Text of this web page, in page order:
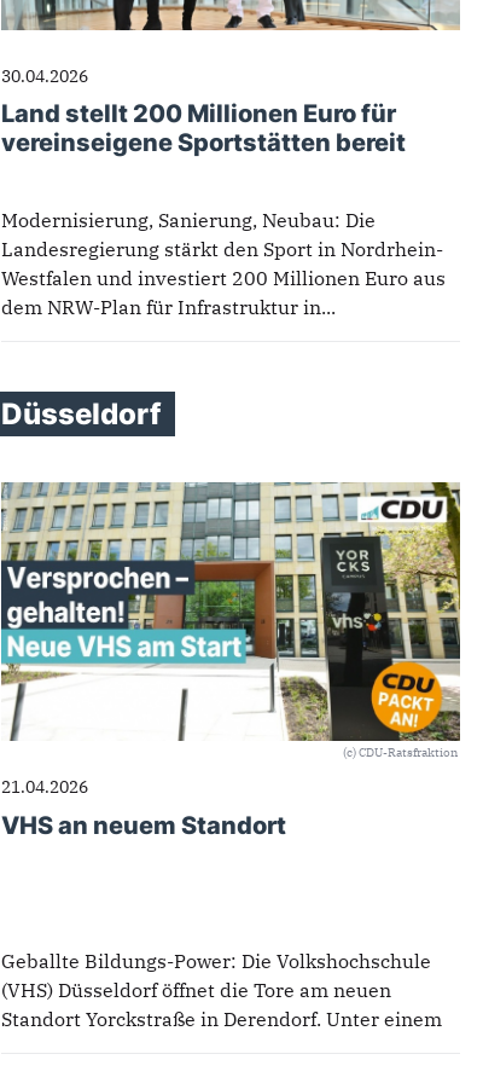
30.04.2026
Land stellt 200 Millionen Euro für
vereinseigene Sportstätten bereit
Modernisierung, Sanierung, Neubau: Die
Landesregierung stärkt den Sport in Nordrhein-
Westfalen und investiert 200 Millionen Euro aus
dem NRW-Plan für Infrastruktur in...
Düsseldorf
(c) CDU-Ratsfraktion
21.04.2026
VHS an neuem Standort
Geballte Bildungs-Power: Die Volkshochschule
(VHS) Düsseldorf öffnet die Tore am neuen
Standort Yorckstraße in Derendorf. Unter einem